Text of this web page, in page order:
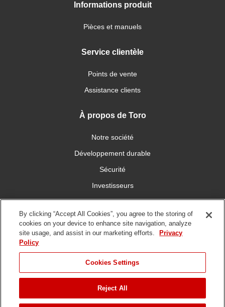
Informations produit
Pièces et manuels
Service clientèle
Points de vente
Assistance clients
À propos de Toro
Notre société
Développement durable
Sécurité
Investisseurs
Carrières
Connectez-vous avec nous
d'utilisation
Politique de
confidentialité
copyrights
By clicking “Accept All Cookies”, you agree to the storing of
cookies on your device to enhance site navigation, analyze
site usage, and assist in our marketing efforts.
Privacy
Policy
Cookies Settings
Reject All